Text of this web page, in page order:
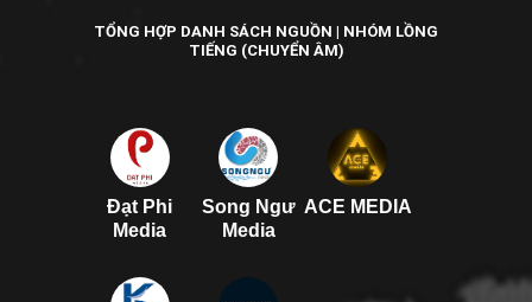
TỔNG HỢP DANH SÁCH NGUỒN | NHÓM LỒNG
TIẾNG (CHUYỂN ÂM)
Đạt Phi
Media
Song Ngư
Media
ACE MEDIA